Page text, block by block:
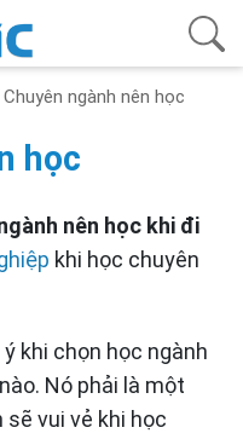
Chuyên ngành nên học
học
nên học khi đi
khi học chuyên
khi chọn học ngành
Nó phải là một
vui vẻ khi học